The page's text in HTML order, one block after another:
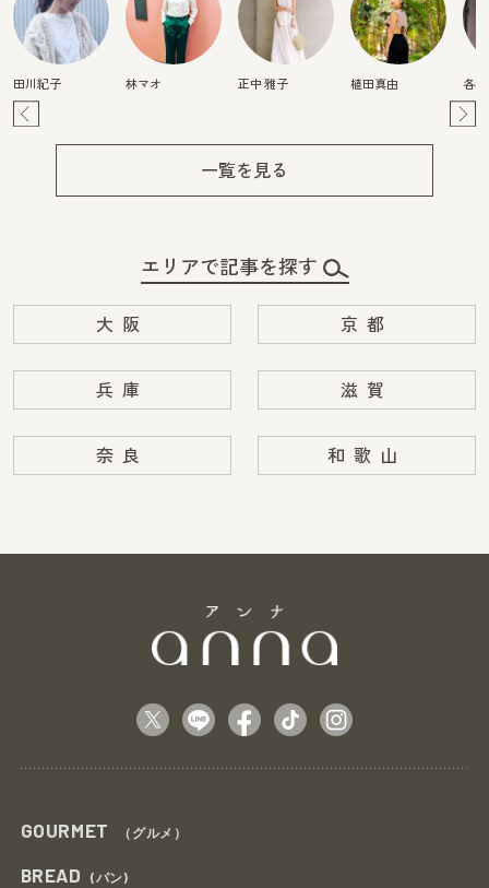
田川紀子 林マオ 正中 雅子 植田真由 各
一覧を見る
エリアで記事を探す
大阪 京都
兵庫 滋賀
奈良 和歌山
GOURMET （グルメ）
BREAD (パン)